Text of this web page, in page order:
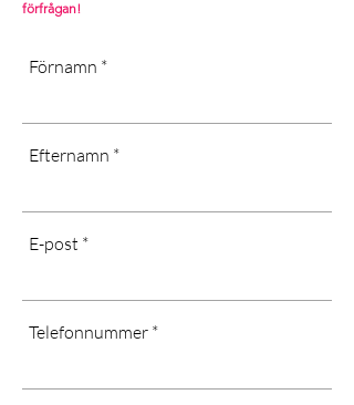
art]
förfrågan!
Förnamn
Efternamn
E-post
Telefonnummer